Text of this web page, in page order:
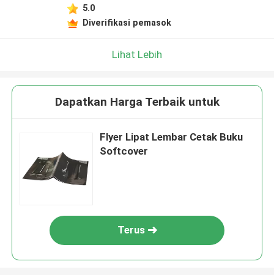
5.0
Diverifikasi pemasok
Lihat Lebih
Dapatkan Harga Terbaik untuk
Flyer Lipat Lembar Cetak Buku
Softcover
Terus